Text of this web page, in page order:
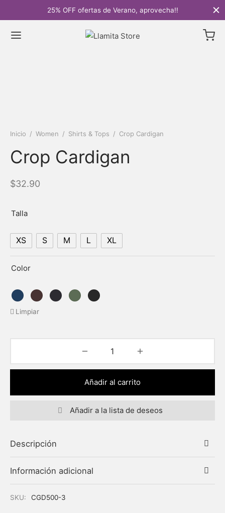
25% OFF ofertas de Verano, aprovecha!!
Inicio / Women / Shirts & Tops / Crop Cardigan
Crop Cardigan
$32.90
Talla
XS S M L XL
Color
Limpiar
Añadir al carrito
Añadir a la lista de deseos
Descripción
Información adicional
SKU: CGD500-3